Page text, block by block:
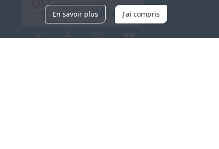
En savoir plus J'ai compris